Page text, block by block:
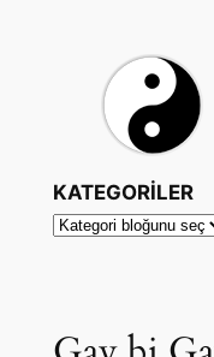
KATEGORİLER